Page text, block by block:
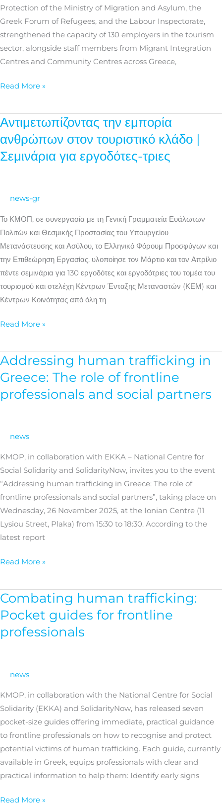
Protection of the Ministry of Migration and Asylum, the
Greek Forum of Refugees, and the Labour Inspectorate,
strengthened the capacity of 130 employers in the tourism
sector, alongside staff members from Migrant Integration
Centres and Community Centres across Greece,
Read More »
Αντιμετωπίζοντας την εμπορία
ανθρώπων στον τουριστικό κλάδο |
Σεμινάρια για εργοδότες-τριες
news-gr
Το ΚΜΟΠ, σε συνεργασία με τη Γενική Γραμματεία Ευάλωτων
Πολιτών και Θεσμικής Προστασίας του Υπουργείου
Μετανάστευσης και Ασύλου, το Ελληνικό Φόρουμ Προσφύγων και
την Επιθεώρηση Εργασίας, υλοποίησε τον Μάρτιο και τον Απρίλιο
πέντε σεμινάρια για 130 εργοδότες και εργοδότριες του τομέα του
τουρισμού και στελέχη Κέντρων Ένταξης Μεταναστών (ΚΕΜ) και
Κέντρων Κοινότητας από όλη τη
Αντιμετωπίζοντας
εμπορία
ανθρώπων
κλάδο
Read More »
Addressing human trafficking in
Greece: The role of frontline
professionals and social partners
news
KMOP, in collaboration with EKKA – National Centre for
Social Solidarity and SolidarityNow, invites you to the event
“Addressing human trafficking in Greece: The role of
frontline professionals and social partners”, taking place on
Wednesday, 26 November 2025, at the Ionian Centre (11
Lysiou Street, Plaka) from 15:30 to 18:30. According to the
latest report
Addressing
human
trafficking
in
role
of
frontline
professionals
and
social
partners
Read More »
Combating human trafficking:
Pocket guides for frontline
professionals
news
KMOP, in collaboration with the National Centre for Social
Solidarity (EKKA) and SolidarityNow, has released seven
pocket-size guides offering immediate, practical guidance
to frontline professionals on how to recognise and protect
potential victims of human trafficking. Each guide, currently
available in Greek, equips professionals with clear and
practical information to help them: Identify early signs
Combating
human
trafficking:
Pocket
frontline
Read More »